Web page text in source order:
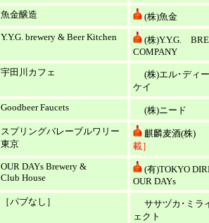
魚金醸造
(株)魚金
Y.Y.G. brewery & Beer Kitchen
(株)Y.Y.G.
COMPANY
宇田川カフェ
(株)エル･ディ
ケイ
Goodbeer Faucets
(株)ニード
スプリングバレーブルワリー
東京
麒麟麦酒(株)
載］
OUR DAYs Brewery &
Club House
(有)TOKYO
OUR DAYs
［パブなし］
ササヅカ･ミラ
ェクト